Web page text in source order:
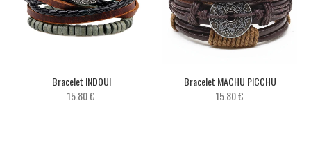
Bracelet INDOUI
15.80 €
Bracelet MACHU PICCHU
15.80 €